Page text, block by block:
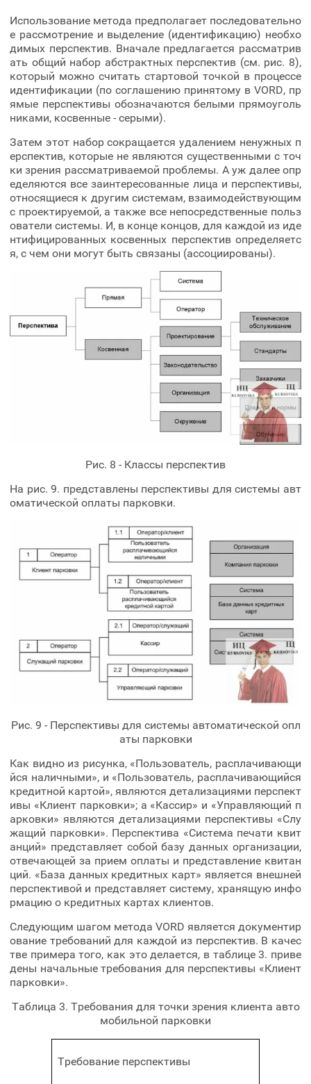
Использование метода предполагает последовательно
е рассмотрение и выделение (идентификацию) необхо
димых перспектив. Вначале предлагается рассматрив
ать общий набор абстрактных перспектив (см. рис. 8),
который можно считать стартовой точкой в процессе
идентификации (по соглашению принятому в VORD, пр
ямые перспективы обозначаются белыми прямоуголь
никами, косвенные - серыми).
Затем этот набор сокращается удалением ненужных п
ерспектив, которые не являются существенными с точ
ки зрения рассматриваемой проблемы. А уж далее опр
еделяются все заинтересованные лица и перспективы,
относящиеся к другим системам, взаимодействующим
с проектируемой, а также все непосредственные польз
ователи системы. И, в конце концов, для каждой из иде
нтифицированных косвенных перспектив определяетс
я, с чем они могут быть связаны (ассоциированы).
Рис. 8 - Классы перспектив
На рис. 9. представлены перспективы для системы авт
оматической оплаты парковки.
Рис. 9 - Перспективы для системы автоматической опл
аты парковки
Как видно из рисунка, «Пользователь, расплачивающи
йся наличными», и «Пользователь, расплачивающийся
кредитной картой», являются детализациями перспект
ивы «Клиент парковки»; а «Кассир» и «Управляющий п
арковки» являются детализациями перспективы «Слу
жащий парковки». Перспектива «Система печати квит
анций» представляет собой базу данных организации,
отвечающей за прием оплаты и представление квитан
ций. «База данных кредитных карт» является внешней
перспективой и представляет систему, хранящую инфо
рмацию о кредитных картах клиентов.
Следующим шагом метода VORD является документир
ование требований для каждой из перспектив. В качес
тве примера того, как это делается, в таблице 3. приве
дены начальные требования для перспективы «Клиент
парковки».
Таблица 3. Требования для точки зрения клиента авто
мобильной парковки
Требование перспективы